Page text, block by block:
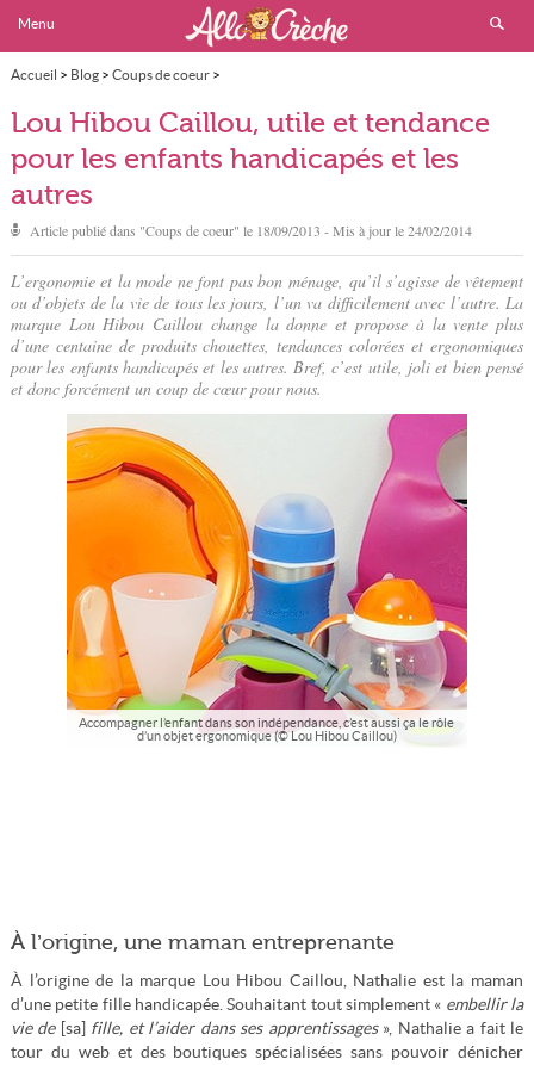
Menu
Accueil > Blog> Coups de coeur>
Lou Hibou Caillou, utile et tendance pour les enfants handicapés et les autres
Lou Hibou Caillou, utile et tendance
pour les enfants handicapés et les
autres
Article publié dans "Coups de coeur" le 18/09/2013 - Mis à jour le24/02/2014
L’ergonomie et la mode ne font pas bon ménage, qu’il s’agisse de vêtement
ou d’objets de la vie de tous les jours, l’un va difficilement avec l’autre. La
marque Lou Hibou Caillou change la donne et propose à la vente plus
d’une centaine de produits chouettes, tendances colorées et ergonomiques
pour les enfants handicapés et les autres. Bref, c’est utile, joli et bien pensé
et donc forcément un coup de cœur pour nous.
Accompagner l’enfant dans son indépendance, c’est aussi ça le rôle
d’un objet ergonomique (© Lou Hibou Caillou)
À l’origine, une maman entreprenante
À l’origine de la marque Lou Hibou Caillou, Nathalie est la maman
d’une petite fille handicapée. Souhaitant tout simplement « embellir la
vie de[sa] fille, et l’aider dans ses apprentissages», Nathalie a fait le
tour du web et des boutiques spécialisées sans pouvoir dénicher